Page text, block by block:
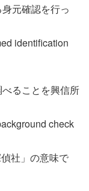
元確認を行っ
identification
ることを興信所
check
社」の意味で